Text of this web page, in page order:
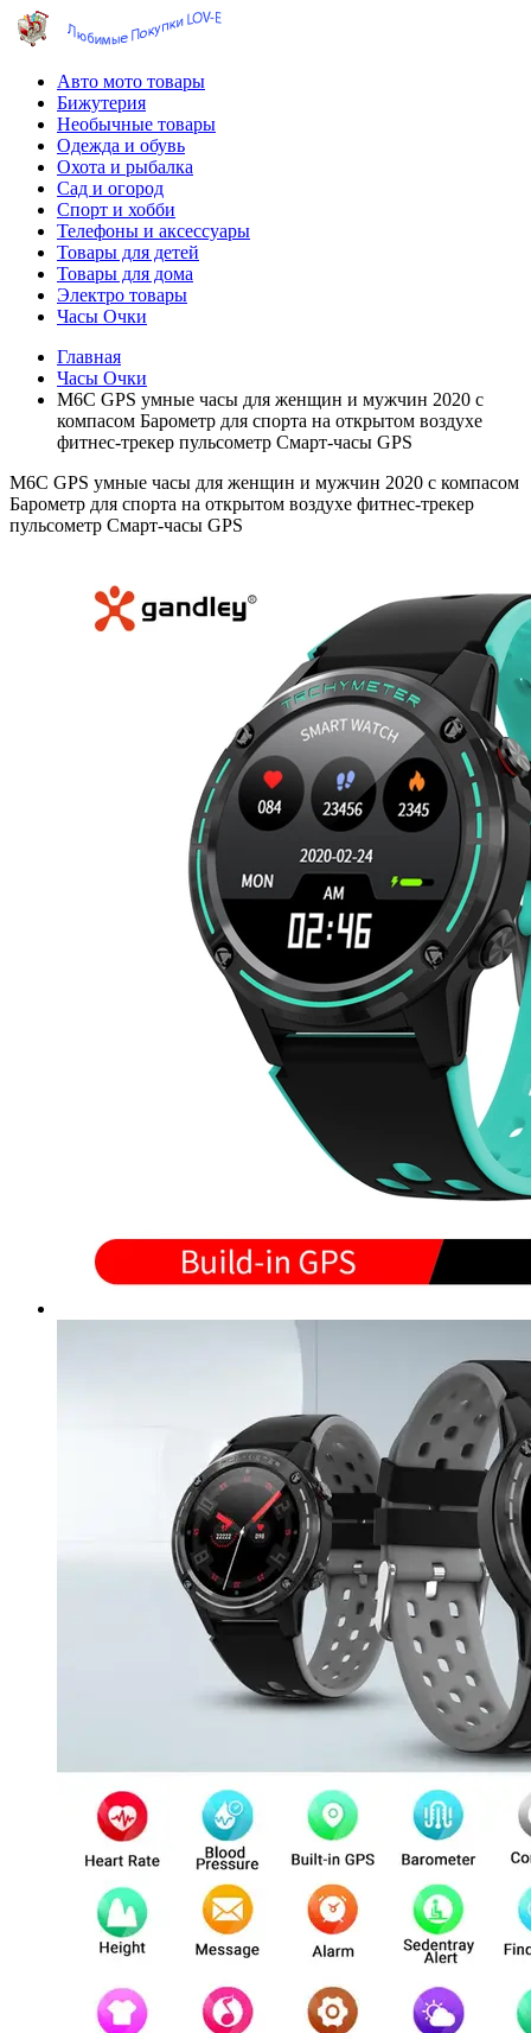
Авто мото товары
Бижутерия
Необычные товары
Одежда и обувь
Охота и рыбалка
Сад и огород
Спорт и хобби
Телефоны и аксессуары
Товары для детей
Товары для дома
Электро товары
Часы Очки
Главная
Часы Очки
M6C GPS умные часы для женщин и мужчин 2020 с
компасом Барометр для спорта на открытом воздухе
фитнес-трекер пульсометр Смарт-часы GPS
M6C GPS умные часы для женщин и мужчин 2020 с компасом
Барометр для спорта на открытом воздухе фитнес-трекер
пульсометр Смарт-часы GPS